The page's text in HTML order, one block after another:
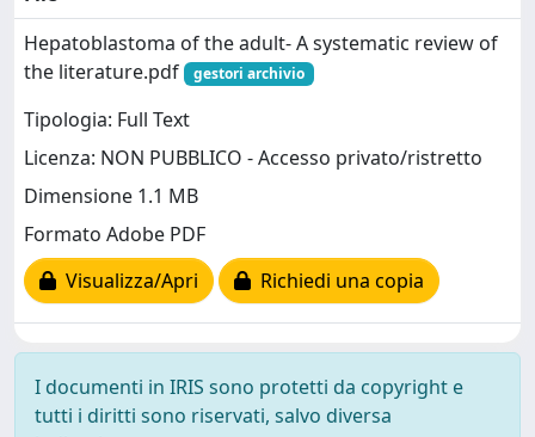
Hepatoblastoma of the adult- A systematic review of
the literature.pdf
gestori archivio
Tipologia: Full Text
Licenza: NON PUBBLICO - Accesso privato/ristretto
Dimensione 1.1 MB
Formato Adobe PDF
Visualizza/Apri
Richiedi una copia
I documenti in IRIS sono protetti da copyright e
tutti i diritti sono riservati, salvo diversa